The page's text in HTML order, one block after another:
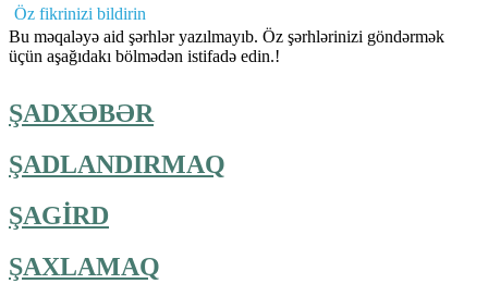
Öz fikrinizi bildirin
Bu məqaləyə aid şərhlər yazılmayıb. Öz şərhlərinizi göndərmək
üçün aşağıdakı bölmədən istifadə edin.!
ŞADXƏBƏR
ŞADLANDIRMAQ
ŞAGİRD
ŞAXLAMAQ